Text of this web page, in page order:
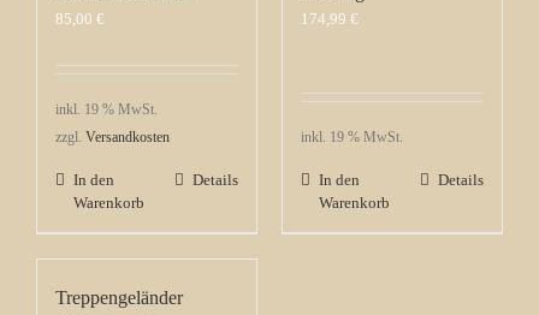
85,00 €
inkl. 19 % MwSt.
zzgl. Versandkosten
In den
Warenkorb
Details
174,99 €
inkl. 19 % MwSt.
In den
Warenkorb
Details
Treppengeländer